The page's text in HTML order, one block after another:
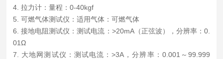
4. 拉力计：量程：0-40kgf
5. 可燃气体测试仪：适用气体：可燃气体
6. 接地电阻测试仪：测试电流：>20mA（正弦波），分辨率：0.
01Ω
7. 大地网测试仪：测试电流：>3A，分辨率：0.001～99.999